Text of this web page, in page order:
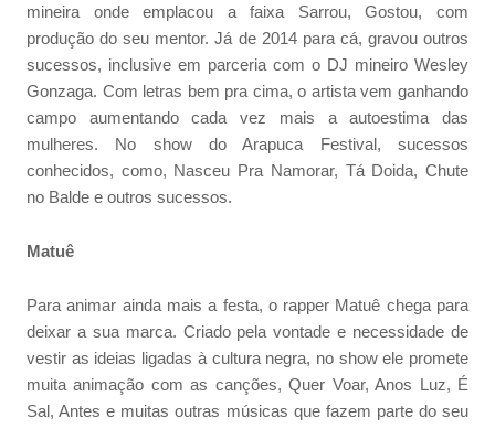
mineira onde emplacou a faixa Sarrou, Gostou, com
produção do seu mentor. Já de 2014 para cá, gravou outros
sucessos, inclusive em parceria com o DJ mineiro Wesley
Gonzaga. Com letras bem pra cima, o artista vem ganhando
campo aumentando cada vez mais a autoestima das
mulheres. No show do Arapuca Festival, sucessos
conhecidos, como, Nasceu Pra Namorar, Tá Doida, Chute
no Balde e outros sucessos.
Matuê
Para animar ainda mais a festa, o rapper Matuê chega para
deixar a sua marca. Criado pela vontade e necessidade de
vestir as ideias ligadas à cultura negra, no show ele promete
muita animação com as canções, Quer Voar, Anos Luz, É
Sal, Antes e muitas outras músicas que fazem parte do seu